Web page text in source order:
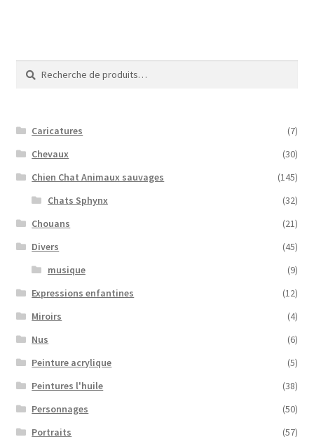
Recherche
pour :
Recherche
Caricatures
(7)
Chevaux
(30)
Chien Chat Animaux sauvages
(145)
Chats Sphynx
(32)
Chouans
(21)
Divers
(45)
musique
(9)
Expressions enfantines
(12)
Miroirs
(4)
Nus
(6)
Peinture acrylique
(5)
Peintures l'huile
(38)
Personnages
(50)
Portraits
(57)